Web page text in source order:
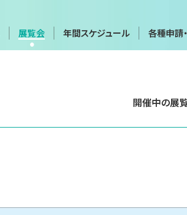
展覧会 年間スケジュール 各種申請
画像利用
開催中の展